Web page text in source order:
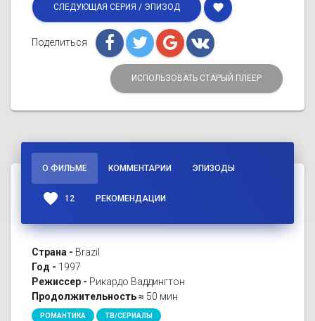
СЛЕДУЮЩАЯ СЕРИЯ / ЭПИЗОД favorite
Поделиться
ИСПОЛЬЗОВАТЬ СТАРЫЙ ПЛЕЕР
О ФИЛЬМЕ КОММЕНТАРИИ ЭПИЗОДЫ
favorite 12 РЕКОМЕНДАЦИИ
Страна - Brazil
Год - 1997
Режиссер - Рикардо Ваддингтон
Продолжительность ≈ 50 мин
РОМАНТИКА ТВ/СЕРИАЛЫ